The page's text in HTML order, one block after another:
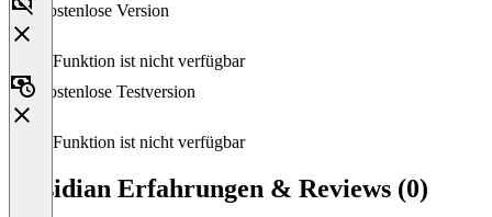
Kostenlose Version
Diese Funktion ist nicht verfügbar
Kostenlose Testversion
Diese Funktion ist nicht verfügbar
Obsidian Erfahrungen & Reviews (0)